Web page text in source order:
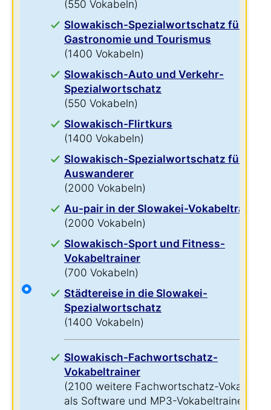
(550 Vokabeln)
Slowakisch-Spezialwortschatz für
Gastronomie und Tourismus
(1400 Vokabeln)
Slowakisch-Auto und Verkehr-
Spezialwortschatz
(550 Vokabeln)
Slowakisch-Flirtkurs
(1400 Vokabeln)
Slowakisch-Spezialwortschatz für
Auswanderer
(2000 Vokabeln)
Au-pair in der Slowakei-Vokabeltrainer
(2000 Vokabeln)
Slowakisch-Sport und Fitness-
Vokabeltrainer
(700 Vokabeln)
Städtereise in die Slowakei-
Spezialwortschatz
(1400 Vokabeln)
Slowakisch-Fachwortschatz-
Vokabeltrainer
(2100 weitere Fachwortschatz-Vokabeln
als Software und MP3-Vokabeltrainer)